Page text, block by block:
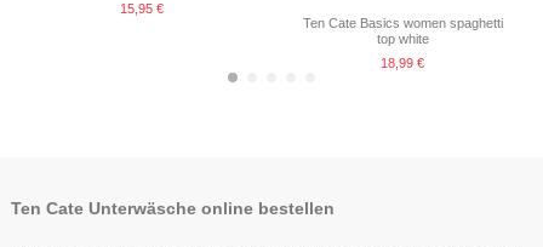
15,95 €
Ten Cate Basics women spaghetti
top white
18,99 €
Ten Cate Unterwäsche online bestellen